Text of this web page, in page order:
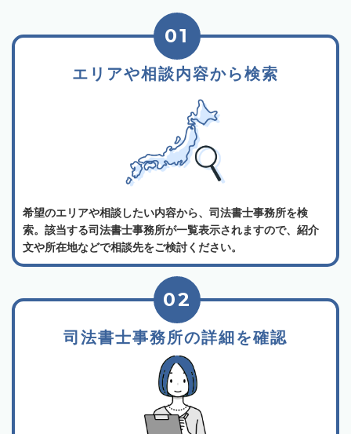
エリアや相談内容から検索
01
希望のエリアや相談したい内容から、司法書士事務所を検
索。該当する司法書士事務所が一覧表示されますので、紹介
文や所在地などで相談先をご検討ください。
司法書士事務所の詳細を確認
02